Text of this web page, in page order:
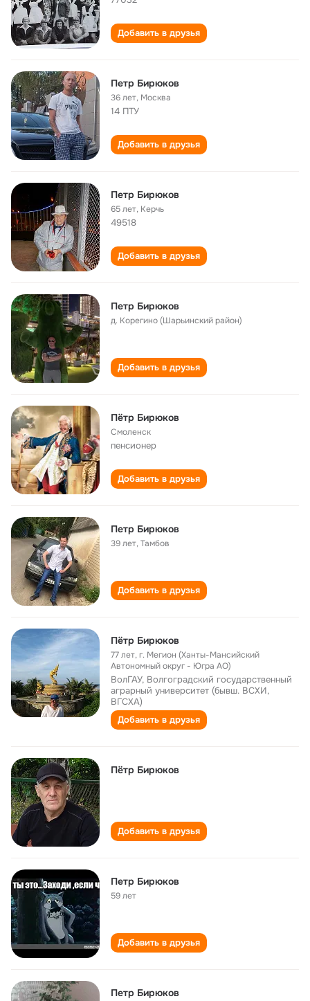
Добавить в друзья
Петр Бирюков
36 лет, Москва
14 ПТУ
Добавить в друзья
Петр Бирюков
65 лет, Керчь
49518
Добавить в друзья
Петр Бирюков
д. Корегино (Шарьинский район)
Добавить в друзья
Пётр Бирюков
Смоленск
пенсионер
Добавить в друзья
Петр Бирюков
39 лет,Тамбов
Добавить в друзья
Пётр Бирюков
77 лет,г. Мегион (Ханты-Мансийский
Автономный округ - Югра АО)
ВолГАУ, Волгоградский государственный
аграрный университет (бывш. ВСХИ,
ВГСХА)
Добавить в друзья
Пётр Бирюков
Добавить в друзья
Петр Бирюков
59 лет
Добавить в друзья
Петр Бирюков